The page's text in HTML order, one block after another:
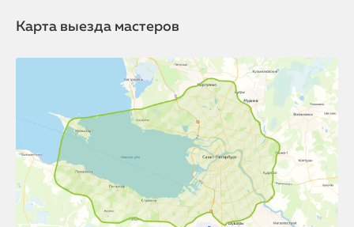
Карта выезда мастеров